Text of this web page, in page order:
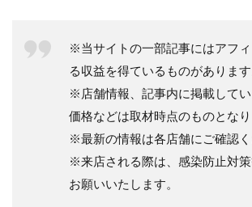
※当サイトの一部記事にはアフ
る収益を得ているものがあります
※店舗情報、記事内に掲載してい
価格などは取材時点のものとなり
※最新の情報は各店舗にご確認く
※来店される際は、感染防止対
お願いいたします。